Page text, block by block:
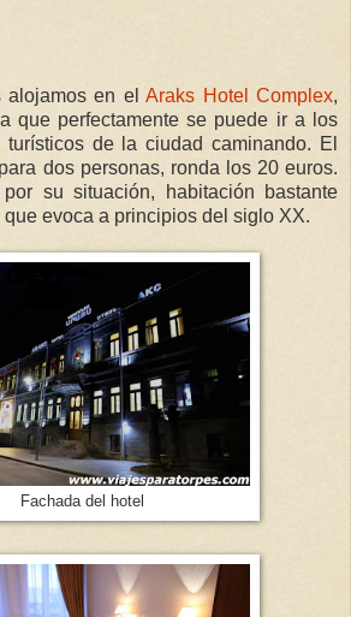
alojamos en elAraks Hotel Complex,
que perfectamente se puede ir a los
turísticos de la ciudad caminando. El
dos personas, ronda los 20 euros.
su situación, habitación bastante
evoca a principios del siglo XX.
Fachada del hotel